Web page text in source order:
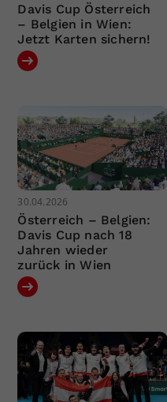
Davis Cup Österreich
– Belgien in Wien:
Jetzt Karten sichern!
30.04.2026
Österreich – Belgien:
Davis Cup nach 18
Jahren wieder
zurück in Wien